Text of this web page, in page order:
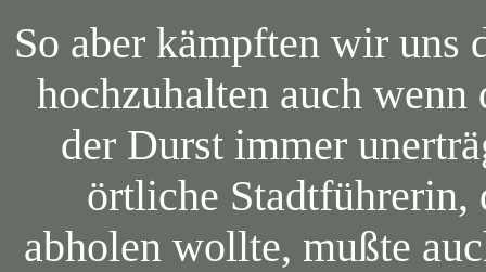
So aber kämpften wir uns
hochzuhalten auch
der Durst immer
örtliche Stadtführerin,
abholen wollte, mußte